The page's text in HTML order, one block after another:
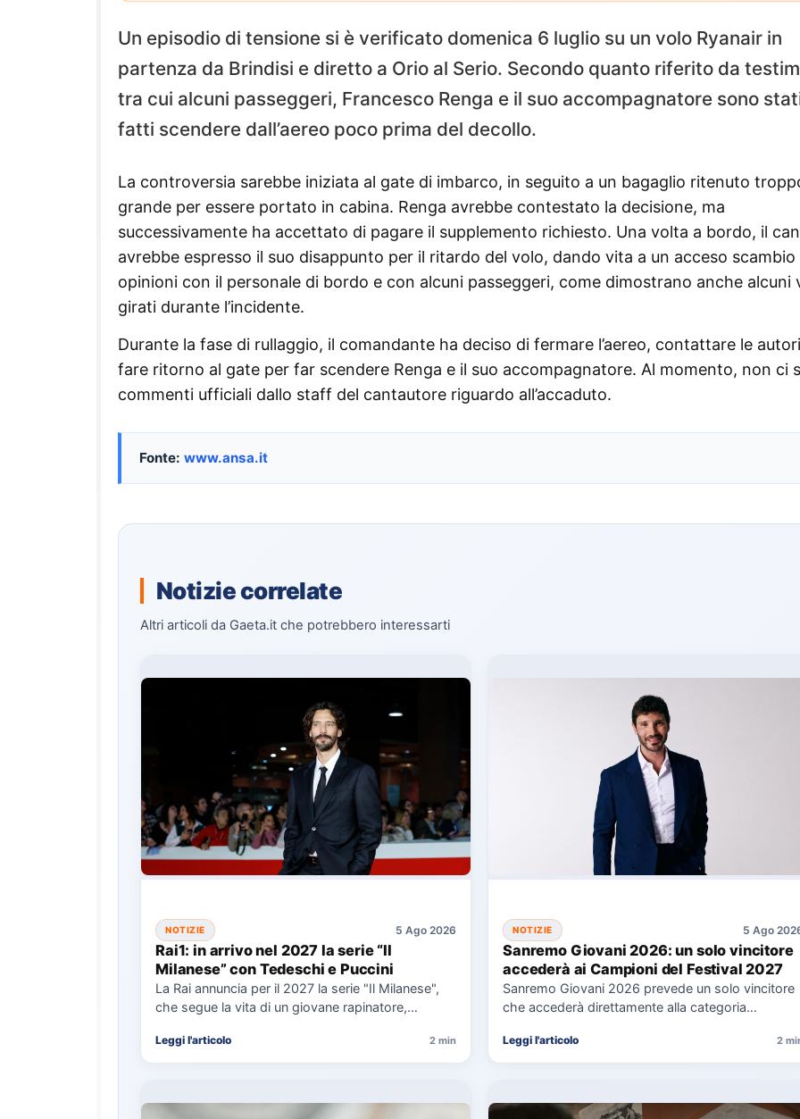
Un episodio di tensione si è verificato domenica 6 luglio su un volo Ryanair in
partenza da Brindisi e diretto a Orio al Serio. Secondo quanto riferito da
tra cui alcuni passeggeri, Francesco Renga e il suo accompagnatore sono
fatti scendere dall’aereo poco prima del decollo.
La controversia sarebbe iniziata al gate di imbarco, in seguito a un bagaglio ritenuto
grande per essere portato in cabina. Renga avrebbe contestato la decisione, ma
successivamente ha accettato di pagare il supplemento richiesto. Una volta a bordo, il
avrebbe espresso il suo disappunto per il ritardo del volo, dando vita a un acceso scambio
opinioni con il personale di bordo e con alcuni passeggeri, come dimostrano anche alcuni
girati durante l’incidente.
Durante la fase di rullaggio, il comandante ha deciso di fermare l’aereo, contattare le
fare ritorno al gate per far scendere Renga e il suo accompagnatore. Al momento, non ci
commenti ufficiali dallo staff del cantautore riguardo all’accaduto.
Fonte: www.ansa.it
Notizie correlate
Altri articoli da Gaeta.it che potrebbero interessarti
NOTIZIE 5 Ago 2026
Rai1: in arrivo nel 2027 la serie “Il
Milanese” con Tedeschi e Puccini
La Rai annuncia per il 2027 la serie "Il Milanese",
che segue la vita di un giovane rapinatore,…
Leggi l'articolo 2 min
NOTIZIE 5 Ago
Sanremo Giovani 2026: un solo vincitore
accederà ai Campioni del Festival 2027
Sanremo Giovani 2026 prevede un solo vincitore
che accederà direttamente alla categoria
Leggi l'articolo 2